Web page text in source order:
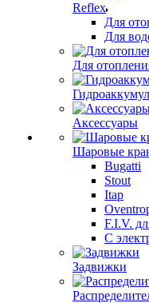
Reflex
Для
Для
Для
Аксессуары
Шаровые
Bugatti
Stout
Itap
F.I.V.
С
Задвижки